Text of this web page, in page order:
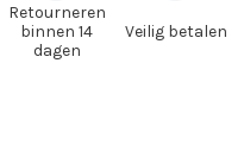
Retourneren
binnen 14
dagen
Veilig betalen